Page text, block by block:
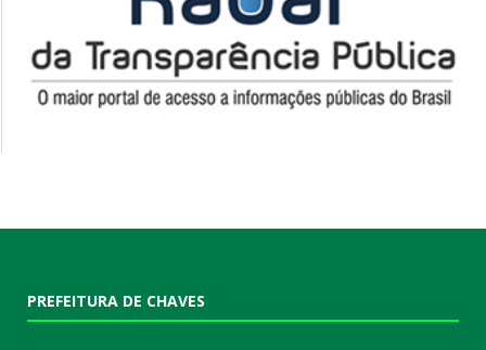
PREFEITURA DE CHAVES